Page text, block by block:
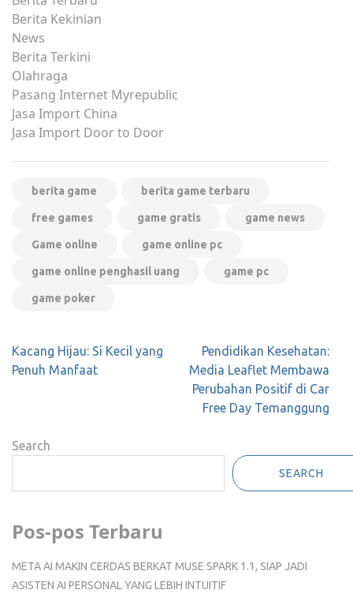
Berita Kekinian
News
Berita Terkini
Olahraga
Pasang Internet Myrepublic
Jasa Import China
Jasa Import Door to Door
berita game berita game terbaru
free games game gratis game news
Game online game online pc
game online penghasil uang game pc
game poker
Post
navigation
Kacang Hijau: Si Kecil yang
Penuh Manfaat
Pendidikan Kesehatan:
Media Leaflet Membawa
Perubahan Positif di Car
Free Day Temanggung
Search
SEARCH
Pos-pos Terbaru
META AI MAKIN CERDAS BERKAT MUSE SPARK 1.1, SIAP JADI
ASISTEN AI PERSONAL YANG LEBIH INTUITIF